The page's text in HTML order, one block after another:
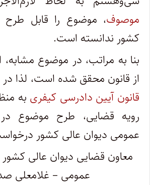
موصوف، موضوع را قابل طرح
کشور ندانسته است.
بنا به مراتب، در موضوع مشابه،
از قانون محقق شده است، لذا در
قانون آیین دادرسی کیفری به
‌رویه قضایی، طرح موضوع
عمومی دیوان عالی کشور
معاون قضایی دیوان عالی
عمومی – غلامعلی